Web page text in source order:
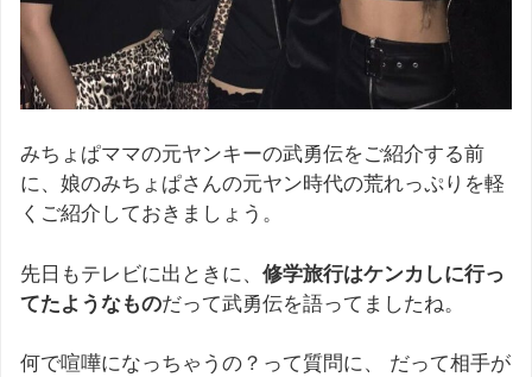
みちょぱママの元ヤンキーの武勇伝をご紹介する前
に、娘のみちょぱさんの元ヤン時代の荒れっぷりを軽
くご紹介しておきましょう。
先日もテレビに出ときに、 修学旅行はケンカしに行っ
てたようなものだって武勇伝を語ってましたね。
何で喧嘩になっちゃうの？って質問に、 だって相手が